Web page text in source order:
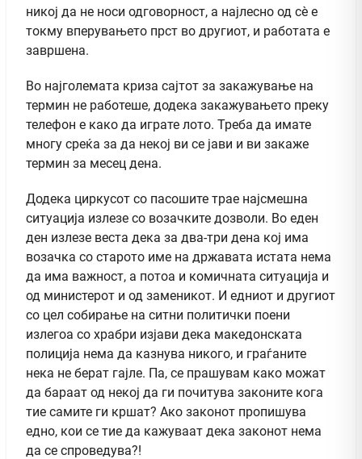
никој да не носи одговорност, а најлесно од сѐ е
токму вперувањето прст во другиот, и работата е
завршена.
Во најголемата криза сајтот за закажување на
термин не работеше, додека закажувањето преку
телефон е како да играте лото. Треба да имате
многу среќа за да некој ви се јави и ви закаже
термин за месец дена.
Додека циркусот со пасошите трае најсмешна
ситуација излезе со возачките дозволи. Во еден
ден излезе веста дека за два-три дена кој има
возачка со старото име на државата истата нема
да има важност, а потоа и комичната ситуација и
од министерот и од заменикот. И едниот и другиот
со цел собирање на ситни политички поени
излегоа со храбри изјави дека македонската
полиција нема да казнува никого, и граѓаните
нека не берат гајле. Па, се прашувам како можат
да бараат од некој да ги почитува законите кога
тие самите ги кршат? Ако законот пропишува
едно, кои се тие да кажуваат дека законот нема
да се спроведува?!